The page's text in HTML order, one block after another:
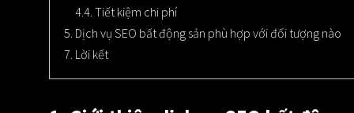
4.4. Tiết kiệm chi phí
5. Dịch vụ SEO bất động sản phù hợp với đối tượng nào
7. Lời kết